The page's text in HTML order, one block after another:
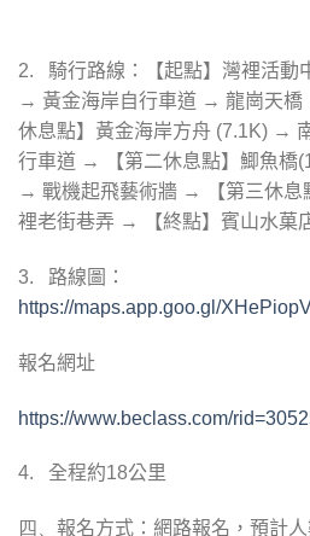
2. 騎行路線：【起點】灣裡活
→ 黃金海岸自行車道 → 龍崗天
休息點】黃金海岸方舟 (7.1K) →
行車道 → 【第二休息點】鯽魚橋
→ 戰機起飛藝術牆 → 【第三休息
裡老街巷弄 → 【終點】賓山水菓
3. 路線圖：
https://maps.app.goo.gl/
報名網址
https://www.beclass.com/
4. 全程約18公里
四、 報名方式：網路報名，預計人